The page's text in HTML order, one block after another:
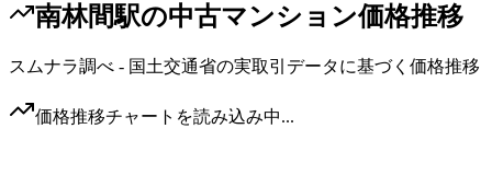
南林間駅の中古マンション価格推移
スムナラ調べ - 国土交通省の実取引データに基づく価格推移
価格推移チャートを読み込み中...